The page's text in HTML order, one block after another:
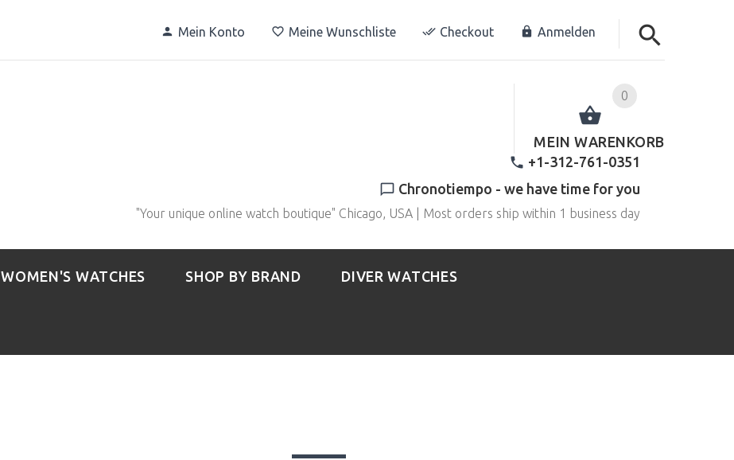
Mein Konto Meine Wunschliste Checkout Anmelden
0
MEIN WARENKORB
+1-312-761-0351
Chronotiempo - we have time for you
"Your unique online watch boutique" Chicago, USA | Most orders ship within 1 business day
WOMEN'S WATCHES SHOP BY BRAND DIVER WATCHES